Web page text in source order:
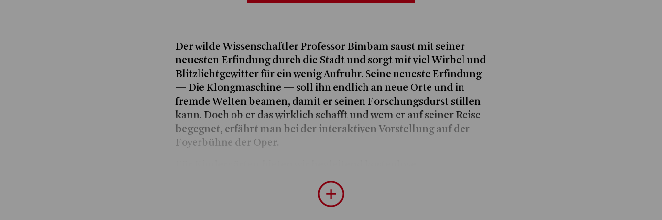
Der wilde Wissenschaftler Professor Bimbam saust mit seiner
neuesten Erfindung durch die Stadt und sorgt mit viel Wirbel und
Blitzlichtgewitter für ein wenig Aufruhr. Seine neueste Erfindung
— Die Klongmaschine — soll ihn endlich an neue Orte und in
fremde Welten beamen, damit er seinen Forschungsdurst stillen
kann. Doch ob er das wirklich schafft und wem er auf seiner Reise
begegnet, erfährt man bei der interaktiven Vorstellung auf der
Foyerbühne der Oper.
Vermittlungsangebote an. Solange möglich & nur nach vorheriger
portal@bonn.de.